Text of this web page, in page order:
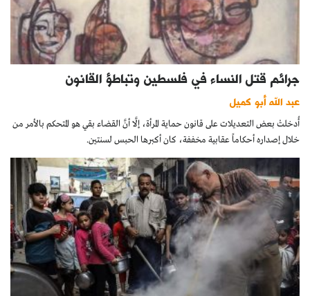
جرائم قتل النساء في فلسطين وتباطؤ القانون
عبد الله أبو كميل
أُدخلتْ بعض التعديلات على قانون حماية المرأة، إلَّا أنَّ القضاء بقي هو المتحكم بالأمر من
خلال إصداره أحكاماً عقابية مخففة، كان أكبرها الحبس لسنتين.